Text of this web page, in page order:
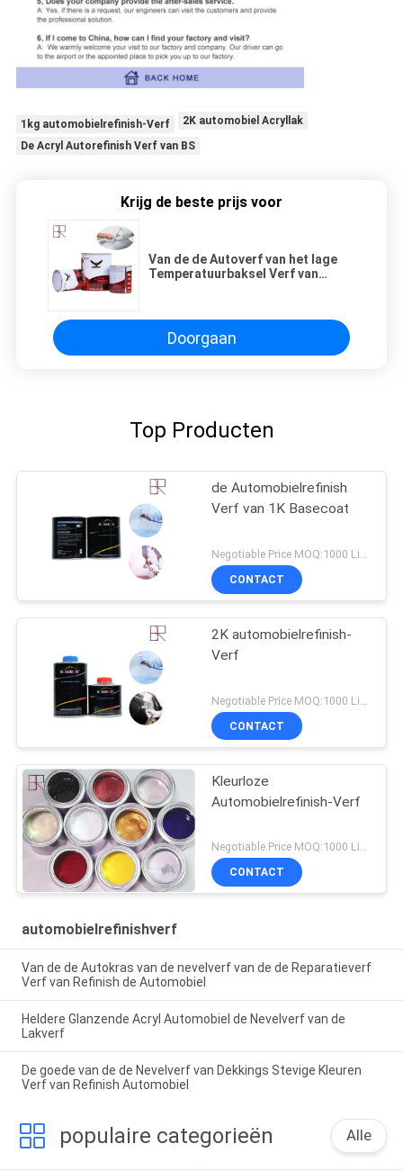
1kg automobielrefinish-Verf
2K automobiel Acryllak
De Acryl Autorefinish Verf van BS
Krijg de beste prijs voor
Van de de Autoverf van het lage
Temperatuurbaksel Verf van
Doorgaan
Top Producten
de Automobielrefinish
Verf van 1K Basecoat
CONTACT
2K automobielrefinish-
Verf
CONTACT
Kleurloze
Automobielrefinish-Verf
Negotiable Price MOQ:1000 Liter
CONTACT
automobielrefinishverf
Van de de Autokras van de nevelverf van de de Reparatieverf
Verf van Refinish de Automobiel
Heldere Glanzende Acryl Automobiel de Nevelverf van de
Lakverf
De goede van de de Nevelverf van Dekkings Stevige Kleuren
Verf van Refinish Automobiel
populaire categorieën Alle